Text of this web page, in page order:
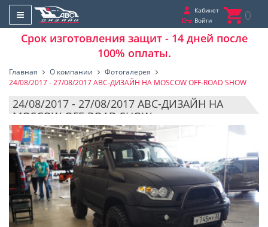
Кабинет
Войти
0
Срок изготовления защит - 14 дней после
100% оплаты.
Главная О компании
Фотогалерея
24/08/2017 - 27/08/2017 АВС-ДИЗАЙН НА MOSCOW OFF-ROAD SHOW
24/08/2017 - 27/08/2017 АВС-ДИЗАЙН НА
MOSCOW OFF-ROAD SHOW